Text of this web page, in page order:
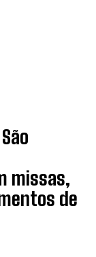
missas,
de